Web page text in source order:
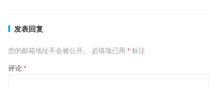
发表回复
您的邮箱地址不会被公开。 必填项已用 *标注
评论 *